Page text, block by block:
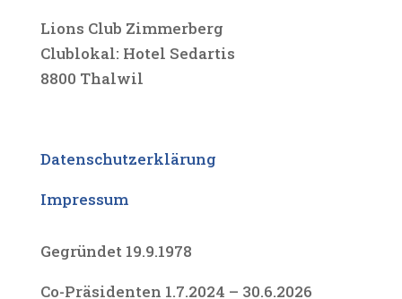
Lions Club Zimmerberg
Clublokal: Hotel Sedartis
8800 Thalwil
Datenschutzerklärung
Impressum
Gegründet 19.9.1978
Co-Präsidenten 1.7.2024 – 30.6.2026